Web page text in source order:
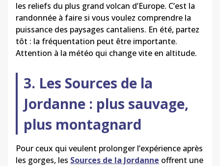
les reliefs du plus grand volcan d’Europe. C’est la
randonnée à faire si vous voulez comprendre la
puissance des paysages cantaliens. En été, partez
tôt : la fréquentation peut être importante.
Attention à la météo qui change vite en altitude.
3. Les Sources de la
Jordanne : plus sauvage,
plus montagnard
Pour ceux qui veulent prolonger l’expérience après
les gorges, les Sources de la Jordanne offrent une